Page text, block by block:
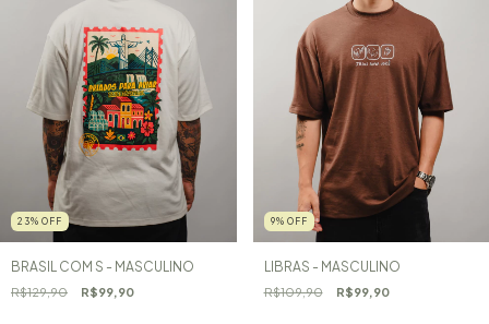
23% OFF
BRASIL COM S - MASCULINO
R$129,90 R$99,90
9% OFF
LIBRAS - MASCULINO
R$109,90 R$99,90